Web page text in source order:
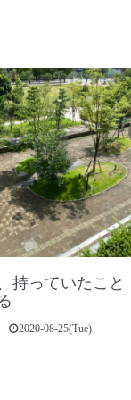
持っていたこと
2020-08-25(Tue)